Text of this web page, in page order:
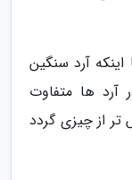
آرد سنگین
آرد ها متفاوت
از چیزی گردد